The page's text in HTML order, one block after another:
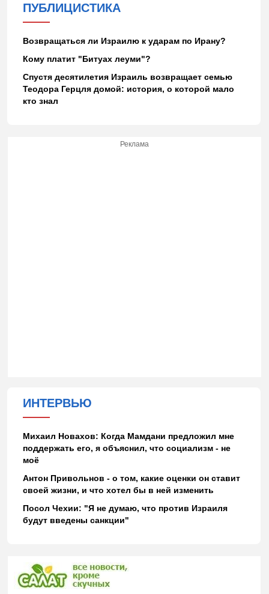
ПУБЛИЦИСТИКА
Возвращаться ли Израилю к ударам по Ирану?
Кому платит "Битуах леуми"?
Спустя десятилетия Израиль возвращает семью
Теодора Герцля домой: история, о которой мало
кто знал
Реклама
ИНТЕРВЬЮ
Михаил Новахов: Когда Мамдани предложил мне
поддержать его, я объяснил, что социализм - не
моё
Антон Привольнов - о том, какие оценки он ставит
своей жизни, и что хотел бы в ней изменить
Посол Чехии: "Я не думаю, что против Израиля
будут введены санкции"